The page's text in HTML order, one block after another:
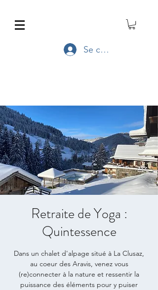
Se connecter
Retraite de Yoga :
Quintessence
Dans un chalet d'alpage situé à La Clusaz,
au coeur des Aravis, venez vous
(re)connecter à la nature et ressentir la
puissance des éléments pour y puiser